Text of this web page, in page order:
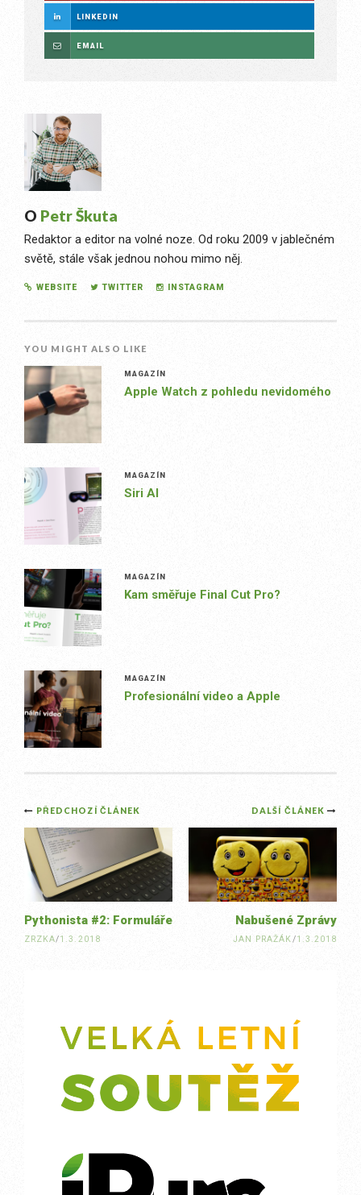
LINKEDIN
EMAIL
O Petr Škuta
Redaktor a editor na volné noze. Od roku 2009 v jablečném
světě, stále však jednou nohou mimo něj.
WEBSITE TWITTER INSTAGRAM
YOU MIGHT ALSO LIKE
MAGAZÍN
Apple Watch z pohledu nevidomého
MAGAZÍN
Siri AI
MAGAZÍN
Kam směřuje Final Cut Pro?
MAGAZÍN
Profesionální video a Apple
Post
navigation
DALŠÍ ČLÁNEK
Nabušené Zprávy
JAN PRAŽÁK/1.3.2018
PŘEDCHOZÍ ČLÁNEK
Pythonista #2: Formuláře
ZRZKA/1.3.2018